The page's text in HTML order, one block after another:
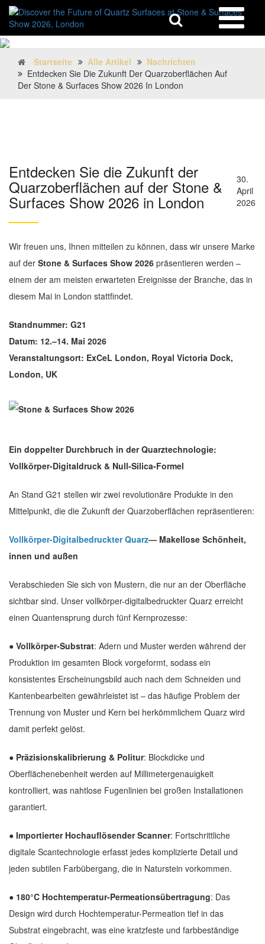
Startseite Alle Artikel
Nachrichten
Entdecken Sie Die Zukunft Der Quarzoberflächen Auf
Der Stone & Surfaces Show 2026 In London
Entdecken Sie die Zukunft der
Quarzoberflächen auf der Stone &
Surfaces Show 2026 in London
30.
April
2026
Wir freuen uns, Ihnen mitteilen zu können, dass wir unsere Marke
auf der Stone & Surfaces Show 2026 präsentieren werden –
einem der am meisten erwarteten Ereignisse der Branche, das in
diesem Mai in London stattfindet.
Standnummer: G21
Datum: 12.–14. Mai 2026
Veranstaltungsort: ExCeL London, Royal Victoria Dock,
London, UK
Ein doppelter Durchbruch in der Quarztechnologie:
Vollkörper-Digitaldruck & Null-Silica-Formel
An Stand G21 stellen wir zwei revolutionäre Produkte in den
Mittelpunkt, die die Zukunft der Quarzoberflächen repräsentieren:
Vollkörper-Digitalbedruckter Quarz— Makellose Schönheit,
innen und außen
Verabschieden Sie sich von Mustern, die nur an der Oberfläche
sichtbar sind. Unser vollkörper-digitalbedruckter Quarz erreicht
einen Quantensprung durch fünf Kernprozesse:
● Vollkörper-Substrat: Adern und Muster werden während der
Produktion im gesamten Block vorgeformt, sodass ein
konsistentes Erscheinungsbild auch nach dem Schneiden und
Kantenbearbeiten gewährleistet ist – das häufige Problem der
Trennung von Muster und Kern bei herkömmlichem Quarz wird
damit perfekt gelöst.
● Präzisionskalibrierung & Politur: Blockdicke und
Oberflächenebenheit werden auf Millimetergenauigkeit
kontrolliert, was nahtlose Fugenlinien bei großen Installationen
garantiert.
● Importierter Hochauflösender Scanner: Fortschrittliche
digitale Scantechnologie erfasst jedes komplizierte Detail und
jeden subtilen Farbübergang, die in Naturstein vorkommen.
● 180°C Hochtemperatur-Permeationsübertragung: Das
Design wird durch Hochtemperatur-Permeation tief in das
Substrat eingebracht, was eine kratzfeste und farbbeständige